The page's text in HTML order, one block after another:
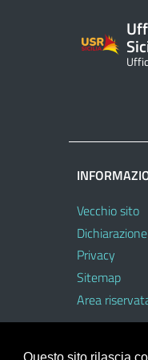
Vecchio sito
Privacy
Sitemap
Area
Questo sito rilascia